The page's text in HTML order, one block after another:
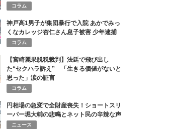
コラム
神戸高1男子が集団暴行で入院 あかでみっ
くなカレッジ杏仁さん息子被害 少年逮捕
コラム
【宮崎麗果脱税裁判】法廷で飛び出し
た“セクハラ訴え” 「生きる価値がないと
思った」涙の証言
コラム
円相場の急変で全財産喪失！ショートスリ
ーパー堀大輔の悲鳴とネット民の辛辣な声
ニュース